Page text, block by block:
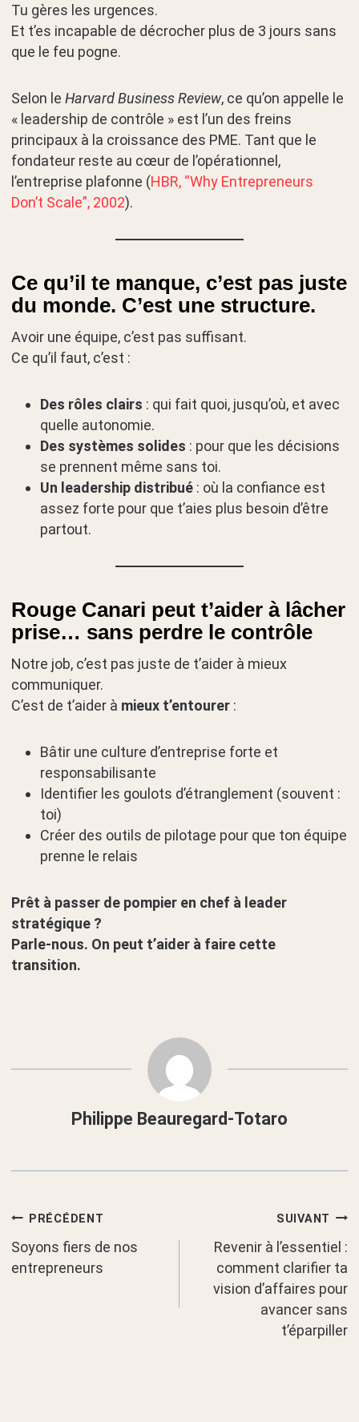
Tu gères les urgences.
Et t’es incapable de décrocher plus de 3 jours sans
que le feu pogne.
Selon leHarvard Business Review, ce qu’on appelle le
« leadership de contrôle » est l’un des freins
principaux à la croissance des PME. Tant que le
fondateur reste au cœur de l’opérationnel,
l’entreprise plafonne (HBR, “Why Entrepreneurs
Don’t Scale”, 2002).
Ce qu’il te manque, c’est pas juste
du monde. C’est une structure.
Avoir une équipe, c’est pas suffisant.
Ce qu’il faut, c’est :
Des rôles clairs : qui fait quoi, jusqu’où, et avec
quelle autonomie.
Des systèmes solides : pour que les décisions
se prennent même sans toi.
Un leadership distribué : où la confiance est
assez forte pour que t’aies plus besoin d’être
partout.
Rouge Canari peut t’aider à lâcher
prise… sans perdre le contrôle
Notre job, c’est pas juste de t’aider à mieux
communiquer.
C’est de t’aider à mieux t’entourer :
Bâtir une culture d’entreprise forte et
responsabilisante
Identifier les goulots d’étranglement (souvent :
toi)
Créer des outils de pilotage pour que ton équipe
prenne le relais
Prêt à passer de pompier en chef à leader
stratégique ?
Parle-nous. On peut t’aider à faire cette
transition.
Philippe Beauregard-Totaro
Navigation
de
PRÉCÉDENT
Soyons fiers de nos
entrepreneurs
SUIVANT
Revenir à l’essentiel :
comment clarifier ta
vision d’affaires pour
avancer sans
t’éparpiller